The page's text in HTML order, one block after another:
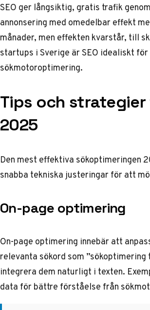
SEO ger långsiktig, gratis trafik
annonsering med omedelbar effekt
månader, men effekten kvarstår, till
startups i Sverige är SEO idealiskt
sökmotoroptimering.
Tips och
2025
Den mest effektiva sökoptimeringen
snabba tekniska justeringar för att
On-page optimering
On-page optimering innebär att
relevanta sökord som
integrera dem naturligt i texten.
data för bättre förståelse från